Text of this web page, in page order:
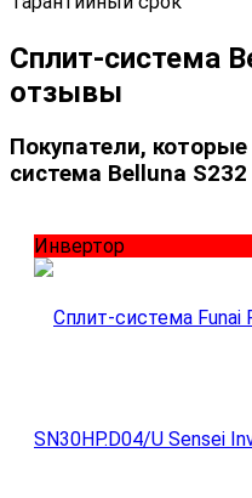
Сплит-система
отзывы
Покупатели,
система Belluna
Инвертор